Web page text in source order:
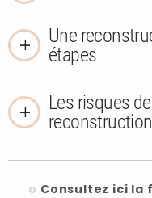
Une
étapes
Les risques
Consultez ici la